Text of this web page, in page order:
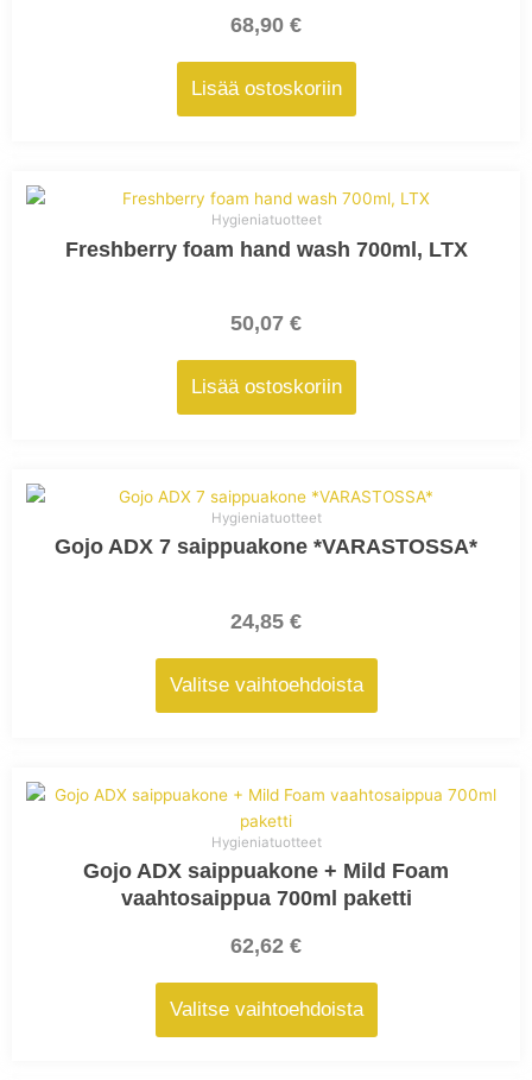
68,90 €
Lisää ostoskoriin
Hygieniatuotteet
Freshberry foam hand wash 700ml, LTX
50,07 €
Lisää ostoskoriin
Hygieniatuotteet
Gojo ADX 7 saippuakone *VARASTOSSA*
24,85 €
Valitse vaihtoehdoista
tuotteella
useampi
valinnat
sivulla.
Hygieniatuotteet
Gojo ADX saippuakone + Mild Foam
vaahtosaippua 700ml paketti
62,62 €
Valitse vaihtoehdoista
tuotteella
muunnelma.
Voit
tuotteen